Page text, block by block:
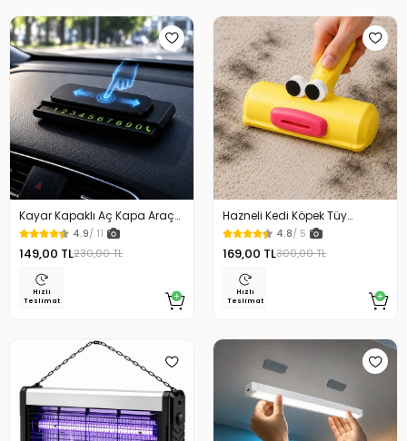
Kayar Kapaklı Aç Kapa Araç
Torpido Üstü Fosforlu
Numaratör Park Numaratörü
4.9/ 11
149,00 TL230,00 TL
Hızlı
Teslimat
Hazneli Kedi Köpek Tüy
Temizleyici Kıl Toplayıcı Ördek
Tasarımlı
4.8/ 5
169,00 TL300,00 TL
Hızlı
Teslimat